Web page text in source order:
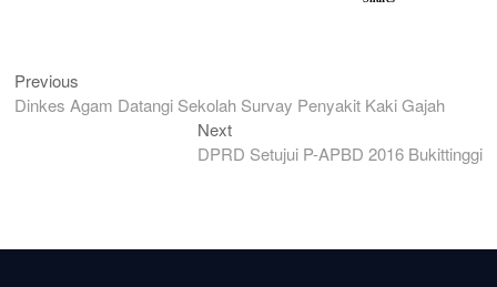
Navigasi
pos
Previous
post:
Dinkes Agam Datangi Sekolah Survay Penyakit Kaki Gajah
NextNext
post:
DPRD Setujui P-APBD 2016 Bukittinggi